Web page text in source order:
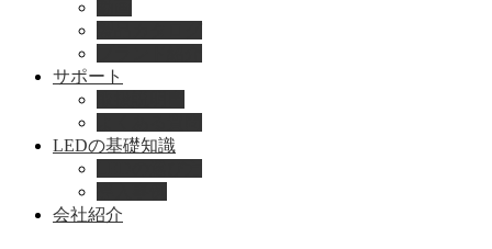
サポート
LEDの基礎知識
会社紹介